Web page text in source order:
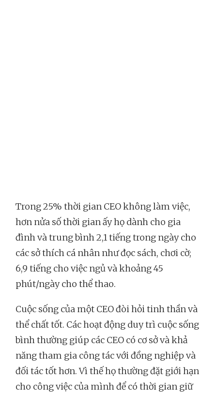
Trong 25% thời gian CEO không làm việc,
hơn nửa số thời gian ấy họ dành cho gia
đình và trung bình 2,1 tiếng trong ngày cho
các sở thích cá nhân như đọc sách, chơi cờ;
6,9 tiếng cho việc ngủ và khoảng 45
phút/ngày cho thể thao.
Cuộc sống của một CEO đòi hỏi tinh thần và
thể chất tốt. Các hoạt động duy trì cuộc sống
bình thường giúp các CEO có cơ sở và khả
năng tham gia công tác với đồng nghiệp và
đối tác tốt hơn. Vì thế họ thường đặt giới hạn
cho công việc của mình để có thời gian giữ